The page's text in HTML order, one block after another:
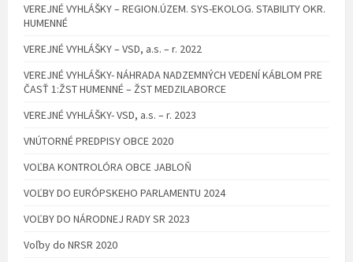
VEREJNÉ VYHLÁŠKY – REGION.ÚZEM. SYS-EKOLOG. STABILITY OKR.
HUMENNÉ
VEREJNÉ VYHLÁŠKY – VSD, a.s. – r. 2022
VEREJNÉ VYHLÁŠKY- NÁHRADA NADZEMNÝCH VEDENÍ KÁBLOM PRE
ČASŤ 1:ŽST HUMENNÉ – ŽST MEDZILABORCE
VEREJNÉ VYHLÁŠKY- VSD, a.s. – r. 2023
VNÚTORNÉ PREDPISY OBCE 2020
VOĽBA KONTROLÓRA OBCE JABLOŇ
VOĽBY DO EURÓPSKEHO PARLAMENTU 2024
VOĽBY DO NÁRODNEJ RADY SR 2023
Voľby do NRSR 2020